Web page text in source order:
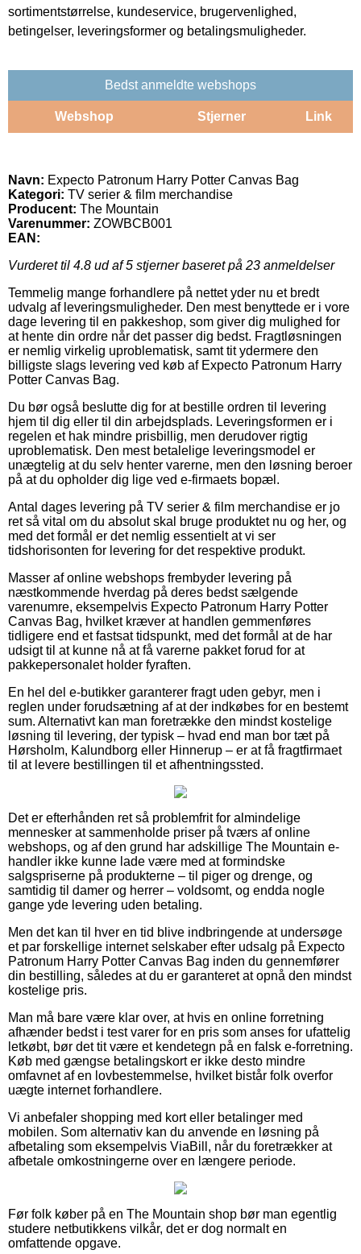
sortimentstørrelse, kundeservice, brugervenlighed,
betingelser, leveringsformer og betalingsmuligheder.
Bedst anmeldte webshops
Webshop Stjerner Link
Navn: Expecto Patronum Harry Potter Canvas Bag
Kategori: TV serier & film merchandise
Producent: The Mountain
Varenummer: ZOWBCB001
EAN:
Vurderet til 4.8 ud af 5 stjerner baseret på 23 anmeldelser
Temmelig mange forhandlere på nettet yder nu et bredt
udvalg af leveringsmuligheder. Den mest benyttede er i vore
dage levering til en pakkeshop, som giver dig mulighed for
at hente din ordre når det passer dig bedst. Fragtløsningen
er nemlig virkelig uproblematisk, samt tit ydermere den
billigste slags levering ved køb af Expecto Patronum Harry
Potter Canvas Bag.
Du bør også beslutte dig for at bestille ordren til levering
hjem til dig eller til din arbejdsplads. Leveringsformen er i
regelen et hak mindre prisbillig, men derudover rigtig
uproblematisk. Den mest betalelige leveringsmodel er
unægtelig at du selv henter varerne, men den løsning beroer
på at du opholder dig lige ved e-firmaets bopæl.
Antal dages levering på TV serier & film merchandise er jo
ret så vital om du absolut skal bruge produktet nu og her, og
med det formål er det nemlig essentielt at vi ser
tidshorisonten for levering for det respektive produkt.
Masser af online webshops frembyder levering på
næstkommende hverdag på deres bedst sælgende
varenumre, eksempelvis Expecto Patronum Harry Potter
Canvas Bag, hvilket kræver at handlen gemmenføres
tidligere end et fastsat tidspunkt, med det formål at de har
udsigt til at kunne nå at få varerne pakket forud for at
pakkepersonalet holder fyraften.
En hel del e-butikker garanterer fragt uden gebyr, men i
reglen under forudsætning af at der indkøbes for en bestemt
sum. Alternativt kan man foretrække den mindst kostelige
løsning til levering, der typisk – hvad end man bor tæt på
Hørsholm, Kalundborg eller Hinnerup – er at få fragtfirmaet
til at levere bestillingen til et afhentningssted.
Det er efterhånden ret så problemfrit for almindelige
mennesker at sammenholde priser på tværs af online
webshops, og af den grund har adskillige The Mountain e-
handler ikke kunne lade være med at formindske
salgspriserne på produkterne – til piger og drenge, og
samtidig til damer og herrer – voldsomt, og endda nogle
gange yde levering uden betaling.
Men det kan til hver en tid blive indbringende at undersøge
et par forskellige internet selskaber efter udsalg på Expecto
Patronum Harry Potter Canvas Bag inden du gennemfører
din bestilling, således at du er garanteret at opnå den mindst
kostelige pris.
Man må bare være klar over, at hvis en online forretning
afhænder bedst i test varer for en pris som anses for ufattelig
letkøbt, bør det tit være et kendetegn på en falsk e-forretning.
Køb med gængse betalingskort er ikke desto mindre
omfavnet af en lovbestemmelse, hvilket bistår folk overfor
uægte internet forhandlere.
Vi anbefaler shopping med kort eller betalinger med
mobilen. Som alternativ kan du anvende en løsning på
afbetaling som eksempelvis ViaBill, når du foretrækker at
afbetale omkostningerne over en længere periode.
Før folk køber på en The Mountain shop bør man egentlig
studere netbutikkens vilkår, det er dog normalt en
omfattende opgave.